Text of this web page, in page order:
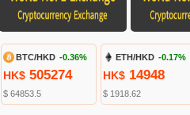
BTC/HKD -0.36%
HK$ 505274
$ 64853.5
ETH/HKD -0.17%
HK$14948
$ 1918.62